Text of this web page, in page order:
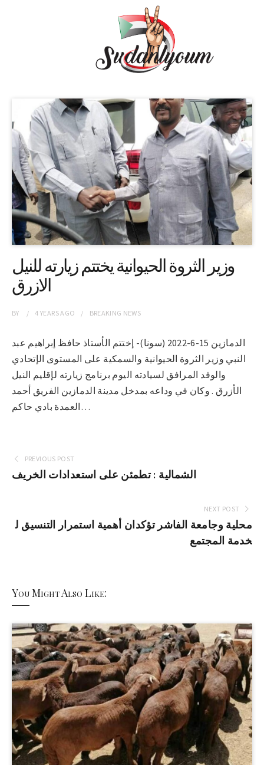
وزير الثروة الحيوانية يختتم زيارته للنيل
الازرق
BY 4 YEARSAGO BREAKING NEWS
الدمازين 15-6-2022 (سونا)- إختتم الأستاذ حافظ إبراهيم عبد
النبي وزير الثروة الحيوانية والسمكية على المستوى الإتحادي
والوفد المرافق لسيادته اليوم برنامج زيارته لإقليم النيل
الأزرق . وكان في وداعه بمدخل مدينة الدمازين الفريق أحمد
العمدة بادي حاكم…
PREVIOUS POST
الشمالية : تطمئن على استعدادات الخريف
NEXT POST
محلية وجامعة الفاشر تؤكدان أهمية استمرار التنسيق ل
خدمة المجتمع
You Might Also Like: